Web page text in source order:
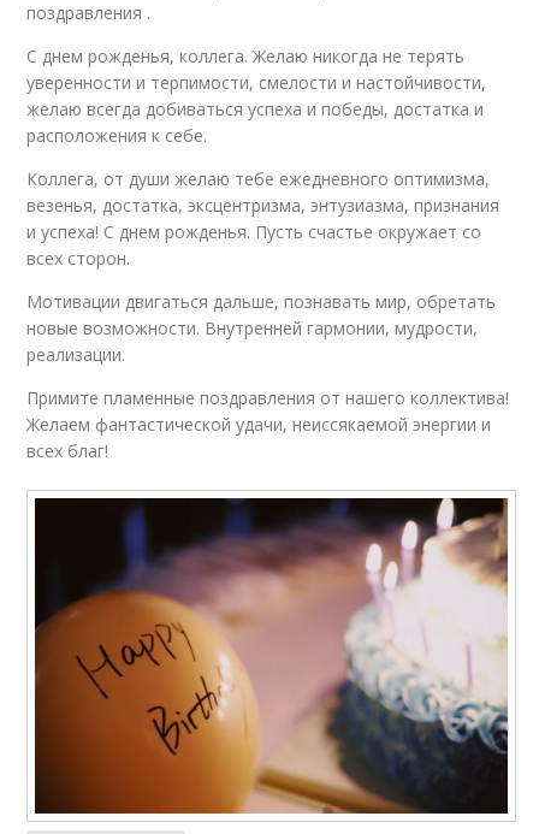
поздравления .
С днем рожденья, коллега. Желаю никогда не терять
уверенности и терпимости, смелости и настойчивости,
желаю всегда добиваться успеха и победы, достатка и
расположения к себе.
Коллега, от души желаю тебе ежедневного оптимизма,
везенья, достатка, эксцентризма, энтузиазма, признания
и успеха! С днем рожденья. Пусть счастье окружает со
всех сторон.
Мотивации двигаться дальше, познавать мир, обретать
новые возможности. Внутренней гармонии, мудрости,
реализации.
Примите пламенные поздравления от нашего коллектива!
Желаем фантастической удачи, неиссякаемой энергии и
всех благ!